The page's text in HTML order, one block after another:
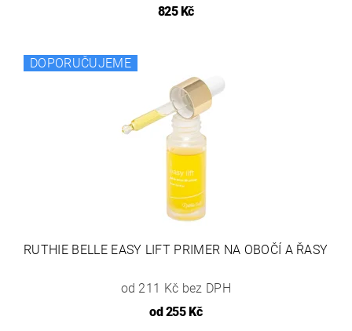
825 Kč
DOPORUČUJEME
RUTHIE BELLE EASY LIFT PRIMER NA OBOČÍ A ŘASY
od 211 Kč bez DPH
od255 Kč